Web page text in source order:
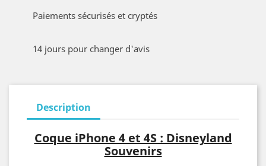
Paiements sécurisés et cryptés
14 jours pour changer d'avis
Description
Coque iPhone 4 et 4S : Disneyland
Souvenirs